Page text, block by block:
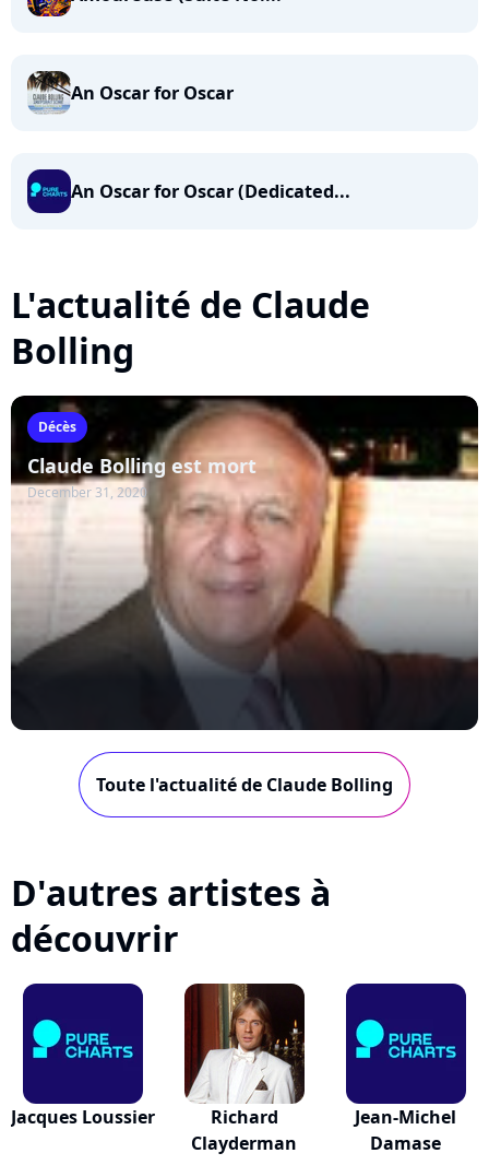
An Oscar for Oscar
An Oscar for Oscar (Dedicated...
L'actualité de Claude
Bolling
Décès
Claude Bolling est mort
December 31, 2020
Toute l'actualité de Claude Bolling
D'autres artistes à
découvrir
Jacques Loussier
Richard
Clayderman
Jean-Michel
Damase